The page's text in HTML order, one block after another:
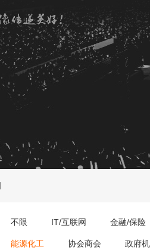
不限 IT/互联网 金融/保险
能源化工 协会商会 政府